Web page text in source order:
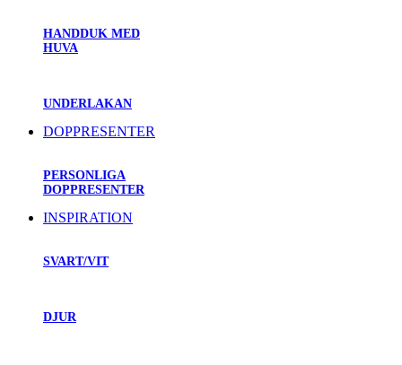
HANDDUK MED
HUVA
UNDERLAKAN
DOPPRESENTER
PERSONLIGA
DOPPRESENTER
INSPIRATION
SVART/VIT
DJUR